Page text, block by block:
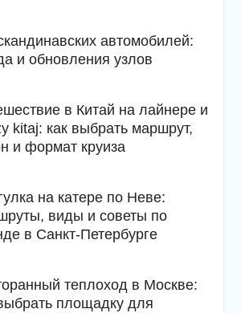
автомобилей:
и обновления узлов
в Китай на лайнере и
kitaj: как выбрать маршрут,
и формат круиза
на катере по Неве:
виды и советы по
в Санкт-Петербурге
теплоход в Москве:
площадку для